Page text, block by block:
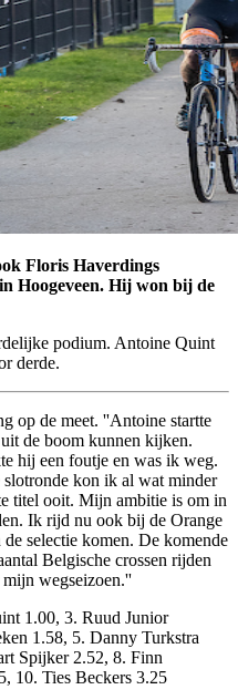
Floris Haverdings
Hoogeveen. Hij won bij de
podium. Antoine Quint
derde.
op de meet. ''Antoine startte
de boom kunnen kijken.
hij een foutje en was ik weg.
kon ik al wat minder
titel ooit. Mijn ambitie is om in
Ik rijd nu ook bij de Orange
selectie komen. De komende
Belgische crossen rijden
wegseizoen.''
1.00, 3. Ruud Junior
1.58, 5. Danny Turkstra
Spijker 2.52, 8. Finn
10. Ties Beckers 3.25